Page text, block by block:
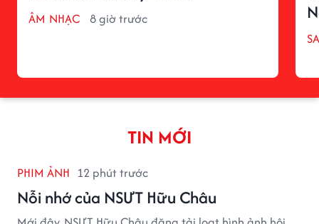
ÂM NHẠC 8 giờ trước
TIN MỚI
PHIM ẢNH 12 phút trước
Nỗi nhớ của NSƯT Hữu Châu